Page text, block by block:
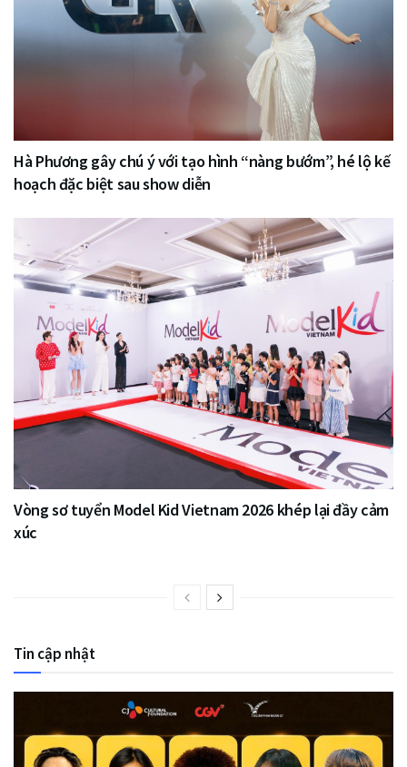
Hà Phương gây chú ý với tạo hình “nàng bướm”, hé lộ kế
hoạch đặc biệt sau show diễn
Vòng sơ tuyển Model Kid Vietnam 2026 khép lại đầy cảm
xúc
Tin cập nhật